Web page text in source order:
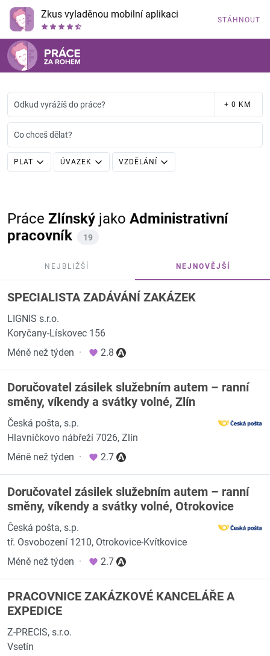
Zkus vyladěnou mobilní aplikaci STÁHNOUT
Odkud vyrážíš do práce? + 0 KM
Co chceš dělat?
PLAT ÚVAZEK VZDĚLÁNÍ
Práce Zlínský jako Administrativní
pracovník
19
NEJBLIŽŠÍ NEJNOVĚJŠÍ
SPECIALISTA ZADÁVÁNÍ ZAKÁZEK
LIGNIS s.r.o.
Koryčany-Lískovec 156
Méně než týden · 2.8
Doručovatel zásilek služebním autem – ranní
směny, víkendy a svátky volné, Zlín
Česká pošta, s.p.
Hlavničkovo nábřeží 7026, Zlín
Méně než týden · 2.7
Doručovatel zásilek služebním autem – ranní
směny, víkendy a svátky volné, Otrokovice
Česká pošta, s.p.
tř. Osvobození 1210, Otrokovice-Kvítkovice
Méně než týden · 2.7
PRACOVNICE ZAKÁZKOVÉ KANCELÁŘE A
EXPEDICE
Z-PRECIS, s.r.o.
Vsetín